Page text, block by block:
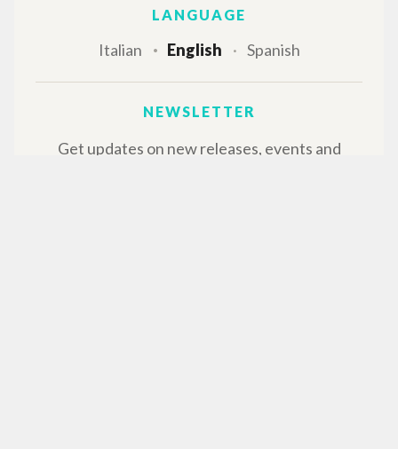
LANGUAGE
Italian English Spanish
NEWSLETTER
Get updates on new releases, events and